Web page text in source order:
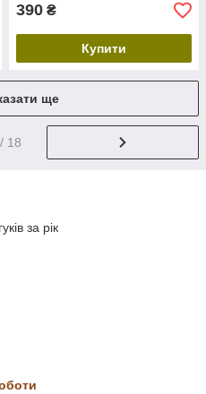
390 ₴
Купити
ще
/ 18
за рік